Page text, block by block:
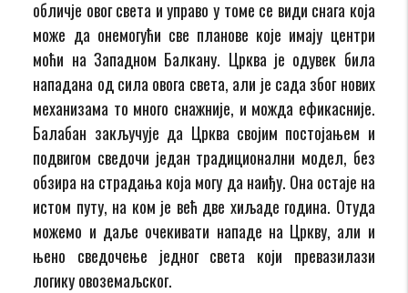
обличје овог света и управо у томе се види снага која
може да онемогући све планове које имају центри
моћи на Западном Балкану. Црква је одувек била
нападана од сила овога света, али је сада због нових
механизама то много снажније, и можда ефикасније.
Балабан закључује да Црква својим постојањем и
подвигом сведочи један традиционални модел, без
обзира на страдања која могу да наиђу. Она остаје на
истом путу, на ком је већ две хиљаде година. Отуда
можемо и даље очекивати нападе на Цркву, али и
њено сведочење једног света који превазилази
логику овоземаљског.